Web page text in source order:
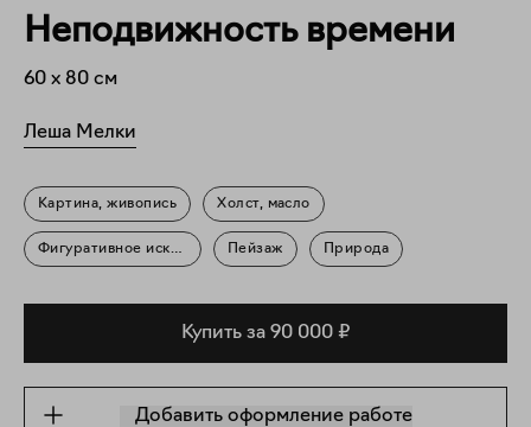
Неподвижность времени
60 x 80 см
Леша Мелки
Картина, живопись Холст, масло
Фигуративное искусство Пейзаж Природа
Купить за 90 000 ₽
Добавить оформление работе